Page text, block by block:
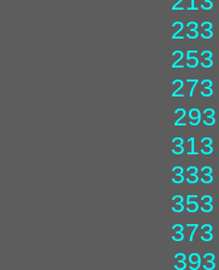
233
253
273
293
313
333
353
373
393